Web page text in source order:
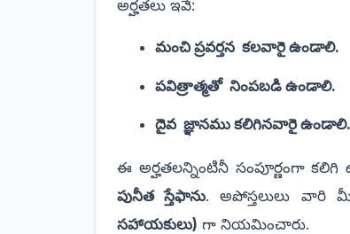
అర్హతలు ఇవే:
మంచి ప్రవర్తన కలవారై ఉండాలి.
పవిత్రాత్మతో నింపబడి ఉండాలి.
దైవ జ్ఞానము కలిగినవారై ఉండాలి.
ఈ అర్హతలన్నింటినీ సంపూర్ణంగా
పునీత స్తేఫాను. అపోస్తలులు వారి
సహాయకులు) గా నియమించారు.